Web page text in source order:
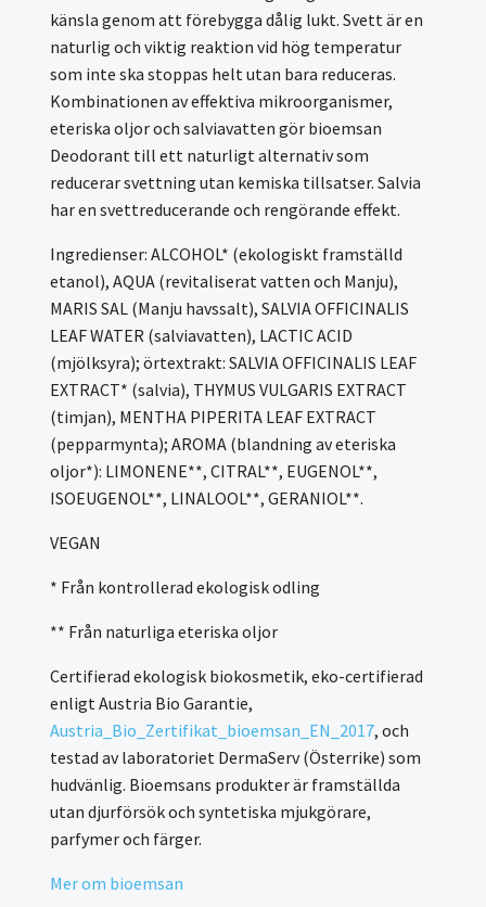
känsla genom att förebygga dålig lukt. Svett är en
naturlig och viktig reaktion vid hög temperatur
som inte ska stoppas helt utan bara reduceras.
Kombinationen av effektiva mikroorganismer,
eteriska oljor och salviavatten gör bioemsan
Deodorant till ett naturligt alternativ som
reducerar svettning utan kemiska tillsatser. Salvia
har en svettreducerande och rengörande effekt.
Ingredienser: ALCOHOL* (ekologiskt framställd
etanol), AQUA (revitaliserat vatten och Manju),
MARIS SAL (Manju havssalt), SALVIA OFFICINALIS
LEAF WATER (salviavatten), LACTIC ACID
(mjölksyra); örtextrakt: SALVIA OFFICINALIS LEAF
EXTRACT* (salvia), THYMUS VULGARIS EXTRACT
(timjan), MENTHA PIPERITA LEAF EXTRACT
(pepparmynta); AROMA (blandning av eteriska
oljor*): LIMONENE**, CITRAL**, EUGENOL**,
ISOEUGENOL**, LINALOOL**, GERANIOL**.
VEGAN
* Från kontrollerad ekologisk odling
** Från naturliga eteriska oljor
Certifierad ekologisk biokosmetik, eko-certifierad
enligt Austria Bio Garantie,
Austria_Bio_Zertifikat_bioemsan_EN_2017, och
testad av laboratoriet DermaServ (Österrike) som
hudvänlig. Bioemsans produkter är framställda
utan djurförsök och syntetiska mjukgörare,
parfymer och färger.
Mer om bioemsan